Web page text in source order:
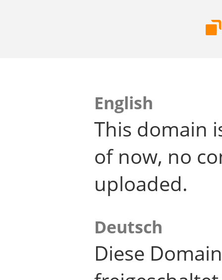
English
This domain
of now, no
uploaded.
Deutsch
Diese